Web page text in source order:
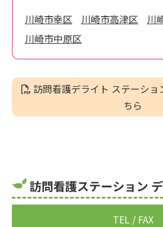
川崎市幸区 川崎市高津区
川
川崎市中原区
訪問看護デライト ステーショ
ちら
訪問看護ステーション
TEL / FAX